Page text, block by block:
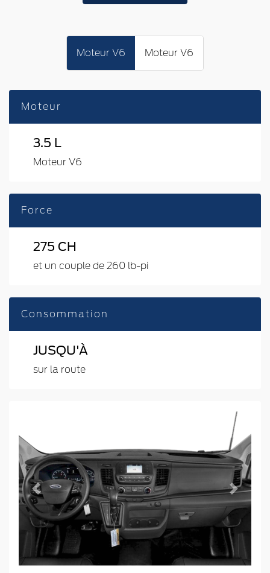
Moteur V6 Moteur V6
Moteur
3.5 L
Moteur V6
Force
275 CH
et un couple de 260 lb-pi
Consommation
JUSQU'À
sur la route
Previous Next